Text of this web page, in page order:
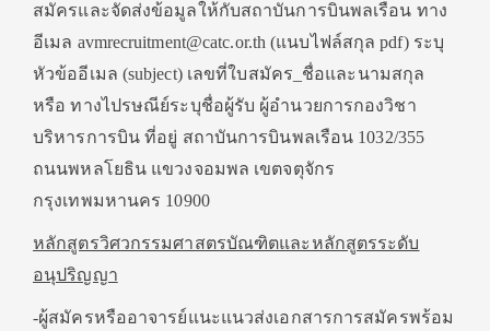
สมัครและจัดส่งข้อมูลให้กับสถาบันการบินพลเรือน ทาง
อีเมล avmrecruitment@catc.or.th (แนบไฟล์สกุล pdf) ระบุ
หัวข้ออีเมล (subject) เลขที่ใบสมัคร_ชื่อและนามสกุล
หรือ ทางไปรษณีย์ระบุชื่อผู้รับ ผู้อำนวยการกองวิชา
บริหารการบิน ที่อยู่ สถาบันการบินพลเรือน 1032/355
ถนนพหลโยธิน แขวงจอมพล เขตจตุจักร
กรุงเทพมหานคร 10900
หลักสูตรวิศวกรรมศาสตรบัณฑิตและหลักสูตรระดับ
อนุปริญญา
-ผู้สมัครหรืออาจารย์แนะแนวส่งเอกสารการสมัครพร้อม